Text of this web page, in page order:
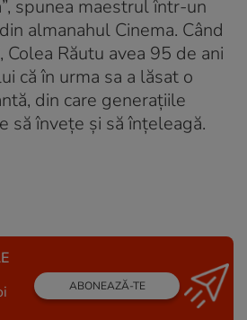
spunea maestrul într-un
almanahul Cinema. Când
Răutu avea 95 de ani
că în urma sa a lăsat o
din care generaţiile
să înveţe şi să înţeleagă.
ABONEAZĂ-TE